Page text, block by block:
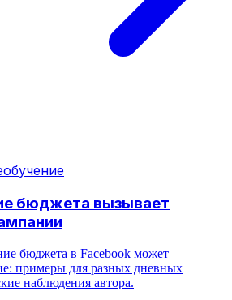
бюджета вызывает
бюджета в Facebook может
примеры для разных дневных
наблюдения автора.